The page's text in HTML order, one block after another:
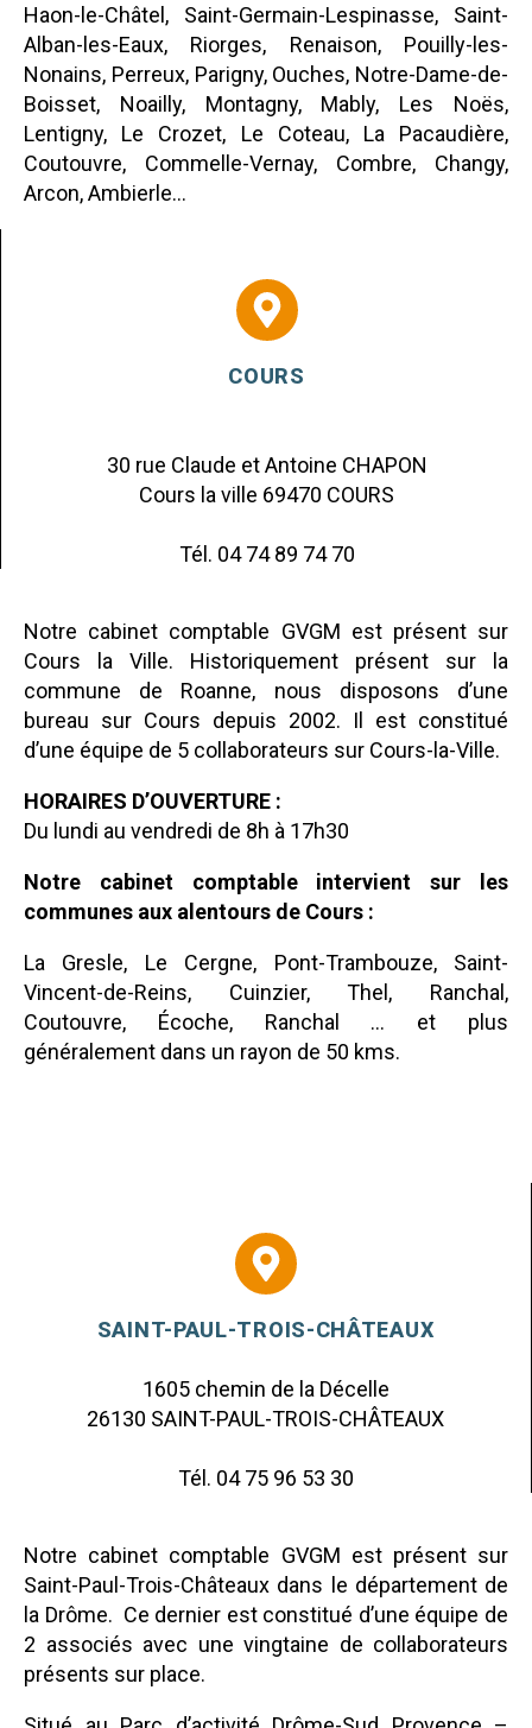
Haon-le-Châtel, Saint-Germain-Lespinasse, Saint-
Alban-les-Eaux, Riorges, Renaison, Pouilly-les-
Nonains, Perreux, Parigny, Ouches, Notre-Dame-de-
Boisset, Noailly, Montagny, Mably, Les Noës,
Lentigny, Le Crozet, Le Coteau, La Pacaudière,
Coutouvre, Commelle-Vernay, Combre, Changy,
Arcon, Ambierle…
COURS
30 rue Claude et Antoine CHAPON
Cours la ville 69470 COURS
Tél. 04 74 89 74 70
Notre cabinet comptable GVGM est présent sur
Cours la Ville. Historiquement présent sur la
commune de Roanne, nous disposons d’une
bureau sur Cours depuis 2002. Il est constitué
d’une équipe de 5 collaborateurs sur Cours-la-Ville.
HORAIRES D’OUVERTURE :
Du lundi au vendredi de 8h à 17h30
Notre cabinet comptable intervient sur les
communes aux alentours de Cours :
La Gresle, Le Cergne, Pont-Trambouze, Saint-
Vincent-de-Reins, Cuinzier, Thel, Ranchal,
Coutouvre, Écoche, Ranchal … et plus
généralement dans un rayon de 50 kms.
SAINT-PAUL-TROIS-CHÂTEAUX
1605 chemin de la Décelle
26130 SAINT-PAUL-TROIS-CHÂTEAUX
Tél. 04 75 96 53 30
Notre cabinet comptable GVGM est présent sur
Saint-Paul-Trois-Châteaux dans le département de
la Drôme. Ce dernier est constitué d’une équipe de
2 associés avec une vingtaine de collaborateurs
présents sur place.